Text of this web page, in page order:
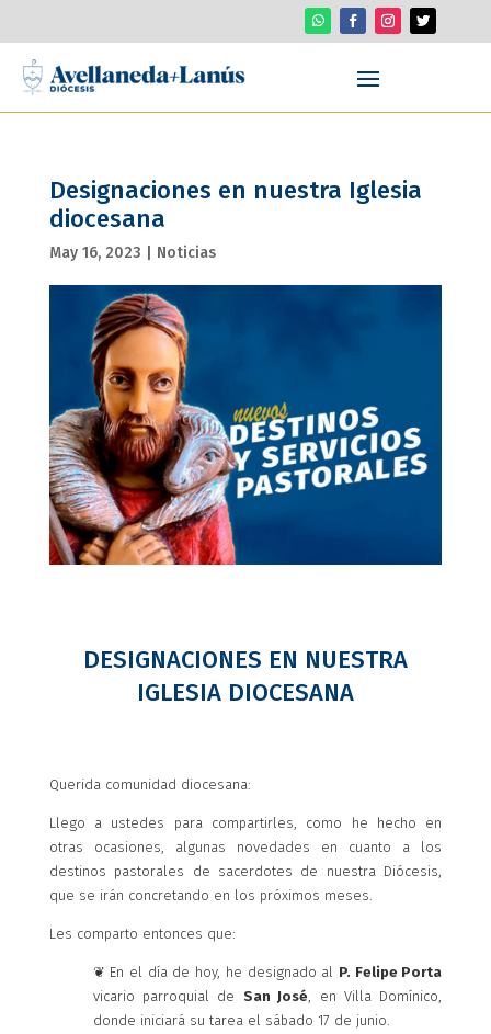
Designaciones en nuestra Iglesia
diocesana
May 16, 2023 Noticias
DESIGNACIONES EN NUESTRA
IGLESIA DIOCESANA
Querida comunidad diocesana:
Llego a ustedes para compartirles, como he hecho en
otras ocasiones, algunas novedades en cuanto a los
destinos pastorales de sacerdotes de nuestra Diócesis,
que se irán concretando en los próximos meses.
Les comparto entonces que:
❦ En el día de hoy, he designado al P. Felipe Porta
vicario parroquial de San José , en Villa Domínico,
donde iniciará su tarea el sábado 17 de junio.